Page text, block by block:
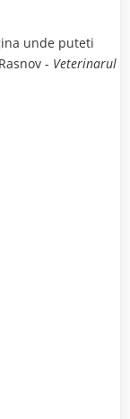
unde puteti
- Veterinarul